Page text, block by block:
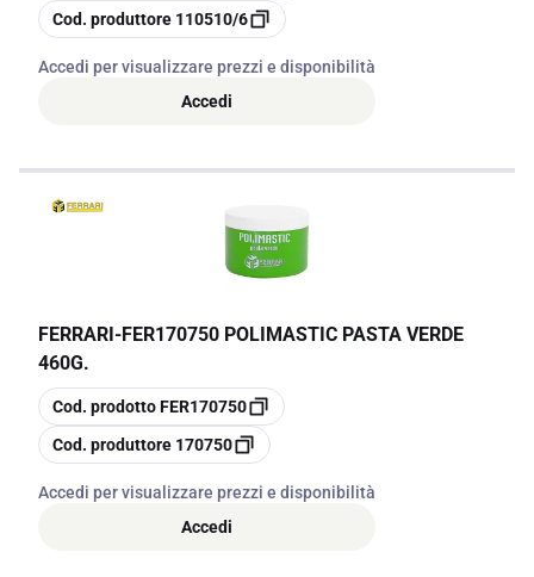
copia
Cod. produttore 110510/6
Accedi per visualizzare prezzi e disponibilità
Accedi
FERRARI-FER170750 POLIMASTIC PASTA VERDE
460G.
copia
Cod. prodottoFER170750
copia
Cod. produttore 170750
Accedi per visualizzare prezzi e disponibilità
Accedi